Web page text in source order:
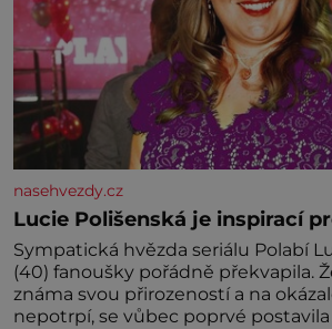
nasehvezdy.cz
Lucie Polišenská je inspirací
Sympatická hvězda seriálu Polabí
(40) fanoušky pořádně překvapila.
známa svou přirozeností a na
nepotrpí, se vůbec poprvé